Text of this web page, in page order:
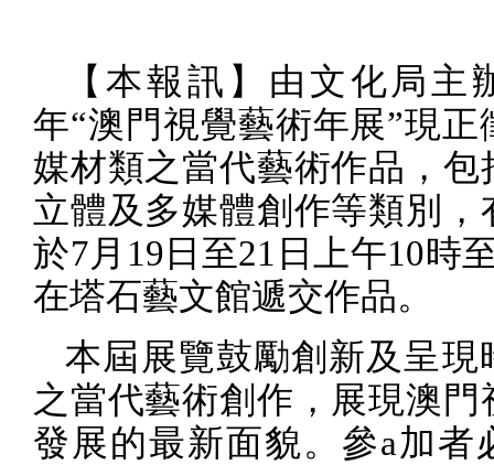
【本報訊】由文化局主
年“澳門視覺藝術年展”現正
媒材類之當代藝術作品，包
立體及多媒體創作等類別，
於7月 19 日至21 日上午10時
在塔石藝文館遞交作品。
本屆展覽鼓勵創新及呈現
之當代藝術創作，展現澳門
發展的最新面貌。參a加者